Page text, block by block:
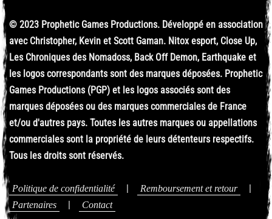
© 2023 Prophetic Games Productions. Développé en association
avec Christopher, Kevin et Scott Gaman. Nitox esport, Close Up,
Les Chroniques des Nomadoss, Back Off Demon, Earthquake et
les logos correspondants sont des marques déposées. Prophetic
Games Productions (PGP) et les logos associés sont des
marques déposées ou des marques commerciales de France
et/ou d'autres pays. Toutes les autres marques ou appellations
commerciales sont la propriété de leurs détenteurs respectifs.
Tous les droits sont réservés.
Politique de confidentialité Remboursement et retour
Partenaires Contact